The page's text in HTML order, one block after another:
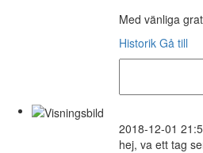
Med vänliga
Historik Gå till
2018-12-01
hej, va ett tag